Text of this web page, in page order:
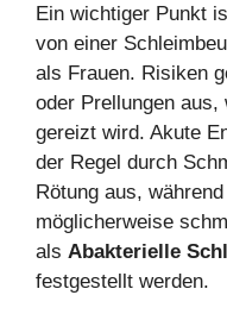
Ein wichtiger Punkt
von einer
als Frauen. Risiken
oder Prellungen aus,
gereizt wird. Akute
der Regel durch
Rötung aus,
möglicherweise
als Abakterielle
festgestellt werden.